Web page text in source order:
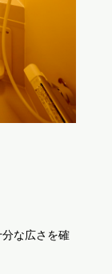
な広さを確